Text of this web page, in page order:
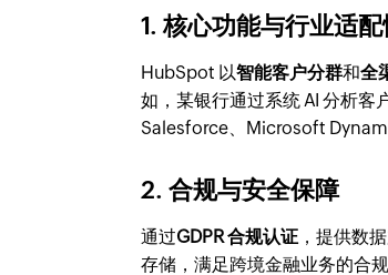
1. 核心功能与行业适配
HubSpot 以智能客户分群和全
如，某银行通过系统 AI 分析
Salesforce、Microsoft
2. 合规与安全保障
通过GDPR 合规认证 ，提供数
存储，满足跨境金融业务的合